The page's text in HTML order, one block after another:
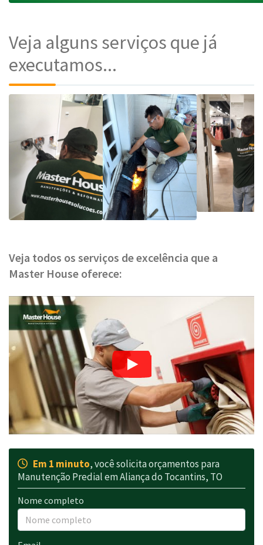
Veja alguns serviços que já
executamos...
Veja todos os serviços de excelência que a
Master House oferece:
Em 1 minuto, você solicita orçamentos para
Manutenção Predial em Aliança do Tocantins, TO
Nome completo